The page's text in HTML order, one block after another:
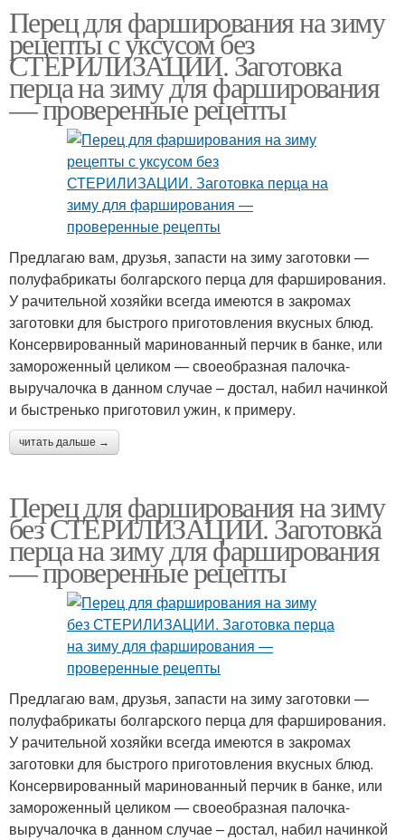
Перец для фарширования на зиму
рецепты с уксусом без
СТЕРИЛИЗАЦИИ. Заготовка
перца на зиму для фарширования
— проверенные рецепты
Предлагаю вам, друзья, запасти на зиму заготовки —
полуфабрикаты болгарского перца для фарширования.
У рачительной хозяйки всегда имеются в закромах
заготовки для быстрого приготовления вкусных блюд.
Консервированный маринованный перчик в банке, или
замороженный целиком — своеобразная палочка-
выручалочка в данном случае – достал, набил начинкой
и быстренько приготовил ужин, к примеру.
читать дальше →
Перец для фарширования на зиму
без СТЕРИЛИЗАЦИИ. Заготовка
перца на зиму для фарширования
— проверенные рецепты
Предлагаю вам, друзья, запасти на зиму заготовки —
полуфабрикаты болгарского перца для фарширования.
У рачительной хозяйки всегда имеются в закромах
заготовки для быстрого приготовления вкусных блюд.
Консервированный маринованный перчик в банке, или
замороженный целиком — своеобразная палочка-
выручалочка в данном случае – достал, набил начинкой